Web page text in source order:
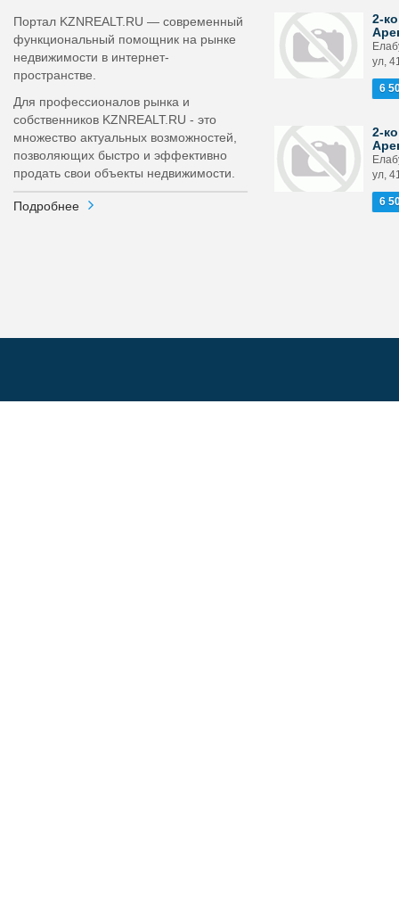
Портал KZNREALT.RU — современный
функциональный помощник на рынке
недвижимости в интернет-
пространстве.
Для профессионалов рынка и
собственников KZNREALT.RU - это
множество актуальных возможностей,
позволяющих быстро и эффективно
продать свои объекты недвижимости.
Подробнее
2-
ул,
6
2-
ул,
6